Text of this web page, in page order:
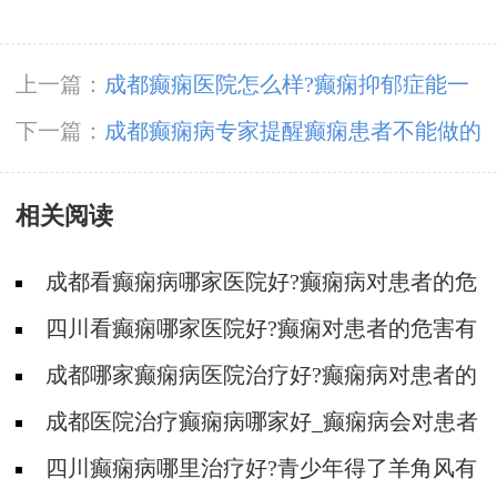
上一篇： 成都癫痫医院怎么样?癫痫抑郁症能一
次进行治疗好吗?
下一篇： 成都癫痫病专家提醒癫痫患者不能做的
事情有哪些?
相关阅读
成都看癫痫病哪家医院好?癫痫病对患者的危
害有多大?
四川看癫痫哪家医院好?癫痫对患者的危害有
多大?成都哪家癫痫病医院治疗好?癫痫病对患者的
危害有哪些?
成都医院治疗癫痫病哪家好_癫痫病会对患者
造成哪些伤害?
四川癫痫病哪里治疗好?青少年得了羊角风有